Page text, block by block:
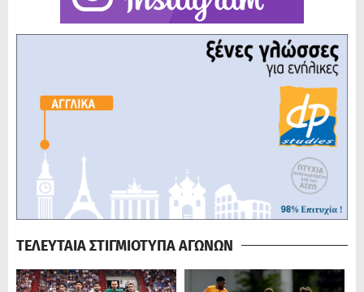
ΤΕΛΕΥΤΑΙΑ ΣΤΙΓΜΙΟΤΥΠΑ ΑΓΩΝΩΝ